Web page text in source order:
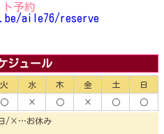
ト予約
aile76/reserve
ジュール
火 水 木 金 土 日
○ × ○ × ○ ○
/×…お休み